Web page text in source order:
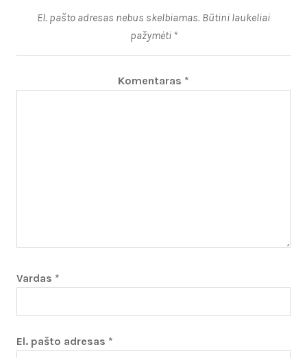
El. pašto adresas nebus skelbiamas. Būtini laukeliai
pažymėti *
Komentaras *
Vardas *
El. pašto adresas *